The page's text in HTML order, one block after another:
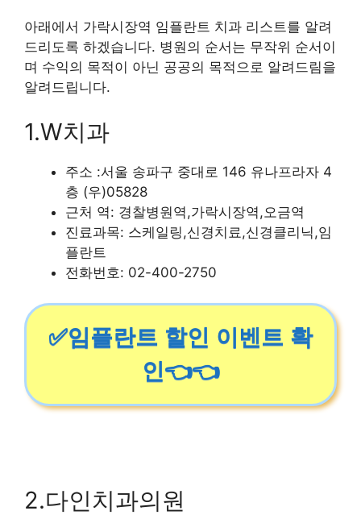
아래에서 가락시장역 임플란트 치과 리스트를 알려
드리도록 하겠습니다. 병원의 순서는 무작위 순서이
며 수익의 목적이 아닌 공공의 목적으로 알려드림을
알려드립니다.
1.W치과
주소 :서울 송파구 중대로 146 유나프라자 4
층 (우)05828
근처 역: 경찰병원역,가락시장역,오금역
진료과목: 스케일링,신경치료,신경클리닉,임
플란트
전화번호: 02-400-2750
✅임플란트 할인 이벤트 확
인👈👈
2.다인치과의원